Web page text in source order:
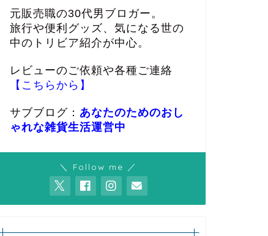
元販売職の30代男ブロガー。
旅行や便利グッズ、気になる世の
中のトリビア紹介が中心。
レビューのご依頼や各種ご連絡
【こちらから】
サブブログ： あなたのためのおし
ゃれな雑貨生活運営中
＼ Follow me ／